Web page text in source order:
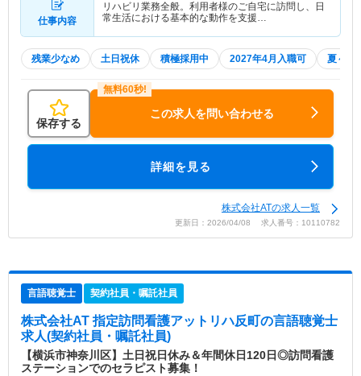
仕事内容
リハビリ業務全般。利用者様のご自宅に訪問し、日
常生活における基本的な動作を支援…
残業少なめ 土日祝休 積極採用中 2027年4月入職可 夏～秋
保存する
この求人を問い合わせる
詳細を見る
株式会社ATの求人一覧
更新日：2026/04/08 求人番号：10110782
言語聴覚士 契約社員・嘱託社員
株式会社AT 指定訪問看護アットリハ反町の言語聴覚士
求人(契約社員・嘱託社員)
【横浜市神奈川区】土日祝日休み＆年間休日120日◎訪問看護
ステーションでのセラピスト募集！